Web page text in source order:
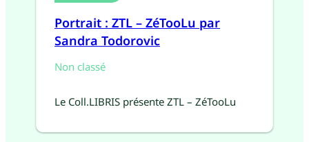
Portrait : ZTL – ZéTooLu par
Sandra Todorovic
Non classé
Le Coll.LIBRIS présente ZTL – ZéTooLu